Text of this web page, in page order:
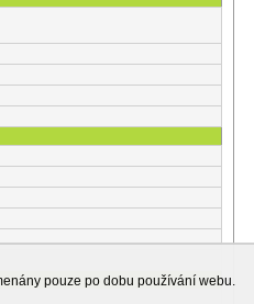
pouze po dobu používání webu.